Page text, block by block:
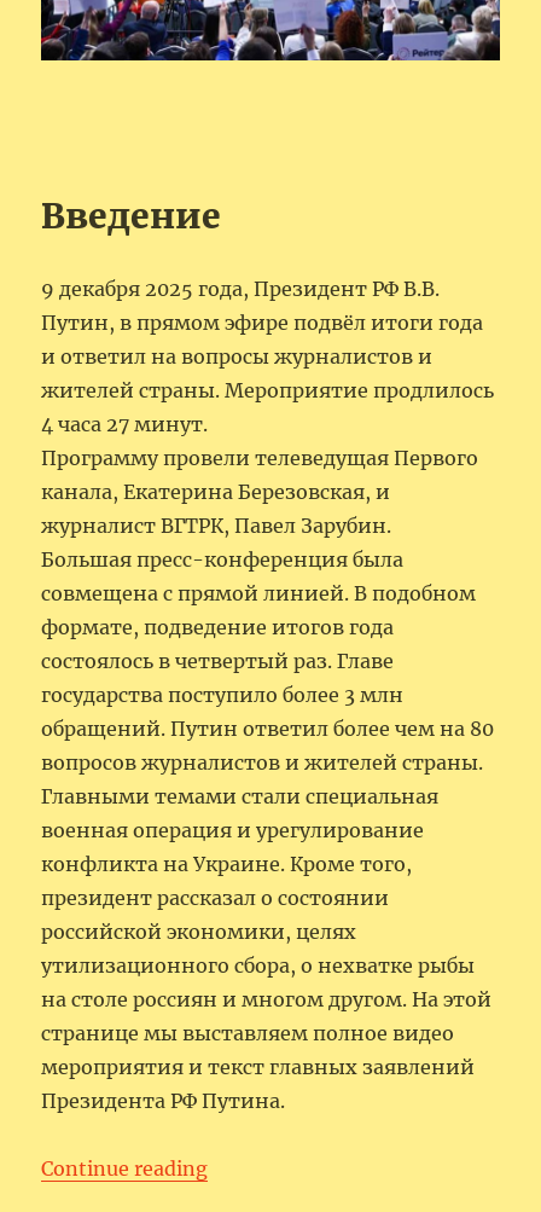
Введение
9 декабря 2025 года, Президент РФ В.В.
Путин, в прямом эфире подвёл итоги года
и ответил на вопросы журналистов и
жителей страны. Мероприятие продлилось
4 часа 27 минут.
Программу провели телеведущая Первого
канала, Екатерина Березовская, и
журналист ВГТРК, Павел Зарубин.
Большая пресс-конференция была
совмещена с прямой линией. В подобном
формате, подведение итогов года
состоялось в четвертый раз. Главе
государства поступило более 3 млн
обращений. Путин ответил более чем на 80
вопросов журналистов и жителей страны.
Главными темами стали специальная
военная операция и урегулирование
конфликта на Украине. Кроме того,
президент рассказал о состоянии
российской экономики, целях
утилизационного сбора, о нехватке рыбы
на столе россиян и многом другом. На этой
странице мы выставляем полное видео
мероприятия и текст главных заявлений
Президента РФ Путина.
Continue reading“Итоги года с Владимиром